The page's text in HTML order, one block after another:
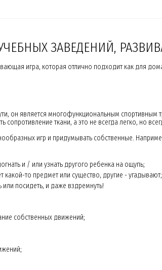
ЗАВЕДЕНИЙ,
игра, которая отлично подходит как для
он является многофункциональным спортивным
ткани, а это не всегда легко, но
игр и придумывать собственные.
и / или узнать другого ребенка на ощупь;
какой-то предмет или существо, другие - угадывают;
посидеть, и даже вздремнуть!
собственных движений;